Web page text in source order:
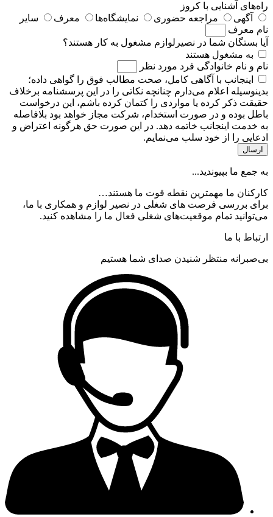
راه‌های آشنایی با کروز
آگهی
مراجعه حضوری نمایشگاه‌ها معرف
سایر
نام معرف
آیا بستگان شما در نصیرلوازم مشغول به کار هستند؟
به مشغول هستند
نام و نام خانوادگی فرد مورد نظر
اینجانب با آگاهی کامل، صحت مطالب فوق را گواهی داده؛
بدینوسیله اعلام می‌دارم چنانچه نکاتی را در این پرسشنامه برخلاف
حقیقت ذکر کرده یا مواردی را کتمان کرده باشم، این درخواست
باطل بوده و در صورت استخدام، شرکت مجاز خواهد بود بلافاصله
به خدمت اینجانب خاتمه دهد. در این صورت حق هرگونه اعتراض و
ادعایی را از خود سلب می‌نمایم.
ارسال
به جمع ما بپیوندید...
کارکنان ما مهمترین نقطه قوت ما هستند…
برای بررسی فرصت های شغلی در نصیر لوازم و همکاری با ما،
می‌توانید تمام موقعیت‌های شغلی فعال ما را مشاهده کنید.
ارتباط با ما
بی‌صبرانه منتظر شنیدن صدای شما هستیم